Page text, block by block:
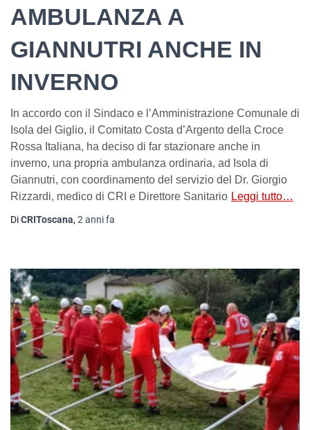
AMBULANZA A
GIANNUTRI ANCHE IN
INVERNO
In accordo con il Sindaco e l’Amministrazione Comunale di
Isola del Giglio, il Comitato Costa d’Argento della Croce
Rossa Italiana, ha deciso di far stazionare anche in
inverno, una propria ambulanza ordinaria, ad Isola di
Giannutri, con coordinamento del servizio del Dr. Giorgio
Rizzardi, medico di CRI e Direttore Sanitario Leggi tutto…
DiCRIToscana,2 annifa